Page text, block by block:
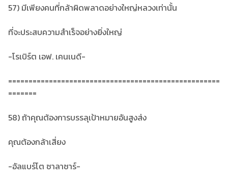
57) มีเพียงคนที่กล้าผิดพลาดอย่างใหญ่หลวงเท่านั้น
ที่จะประสบความสำเร็จอย่างยิ่งใหญ่
-โรเบิร์ต เอฟ. เคนเนดี-
====================================================
=======
58) ถ้าคุณต้องการบรรลุเป้าหมายอันสูงส่ง
คุณต้องกล้าเสี่ยง
-อัลแบร์โต ซาลาซาร์-